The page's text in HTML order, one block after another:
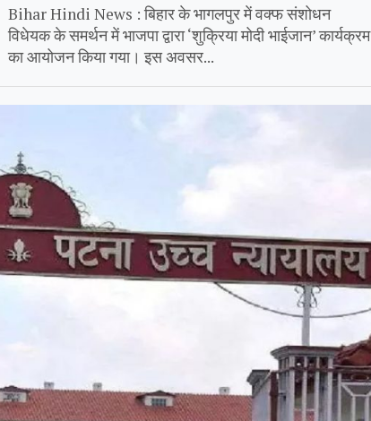
Bihar Hindi News : बिहार के भागलपुर में वक्फ संशोधन
विधेयक के समर्थन में भाजपा द्वारा ‘शुक्रिया मोदी भाईजान’ कार्यक्रम
का आयोजन किया गया। इस अवसर...